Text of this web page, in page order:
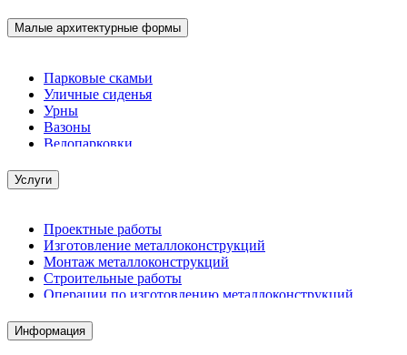
Малые архитектурные формы
Парковые скамьи
Уличные сиденья
Урны
Вазоны
Велопарковки
Услуги
Проектные работы
Изготовление металлоконструкций
Монтаж металлоконструкций
Строительные работы
Операции по изготовлению металлоконструкций
Комплектация металлопроката
Изготовление винтовых свай
Информация